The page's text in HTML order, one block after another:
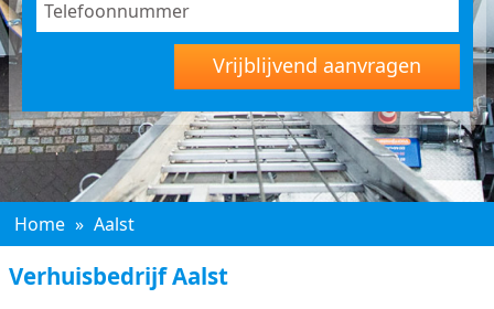
Vrijblijvend aanvragen
Home » Aalst
Verhuisbedrijf Aalst